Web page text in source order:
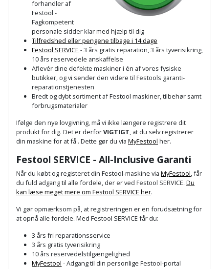
Sternbeklædning
tagplader
Terrassebrædder
Terrasseopklodsning
Tråd
byggeri
Træ
WinWin
plader
Palleløfter
Polsøger
Profilsaks
snor
Renseservietter
og
Sækkelukker
Saks
Sav
Savbuk
Savklinge
Industristøvsuger
Kantfræser
Kantlimer
Kantlimertilbehør
Kap-
geringssav
Kerneboremaskine
Klammepistol
Klippeværktøj
Kombokit
Kompressor
Lader
Højbede
Højtaler
Hylder
Jul
Klæbesøm
Køkkenudstyr
Leg
Lommelygte
Merchandise
forhandler af
Festool -
Fagkompetent
personale sidder klar med hjælp til dig
Tilfredshed eller pengene tilbage i 14 dage
Festool SERVICE - 3 års gratis reparation, 3 års tyverisikring,
10 års reservedele anskaffelse
Aflevér dine defekte maskiner i én af vores fysiske
butikker, og vi sender den videre til Festools garanti-
reparationstjenesten
Bredt og dybt sortiment af Festool maskiner, tilbehør samt
forbrugsmaterialer
Ifølge den nye lovgivning, må vi ikke længere registrere dit
produkt for dig. Det er derforVIGTIGT, at du selv registrerer
din maskine for at få . Dette gør du via MyFestool her.
Festool SERVICE - All-Inclusive Garanti
Når du købt og registeret din Festool-maskine via MyFestool, får
du fuld adgang til alle fordele, der er ved Festool SERVICE. Du
kan læse meget mere om Festool SERVICE her.
Vi gør opmærksom på, at registreringen er en forudsætning for
at opnå alle fordele. Med Festool SERVICE får du:
3 års fri reparationsservice
3 års gratis tyverisikring
10 års reservedelstilgængelighed
MyFestool - Adgang til din personlige Festool-portal